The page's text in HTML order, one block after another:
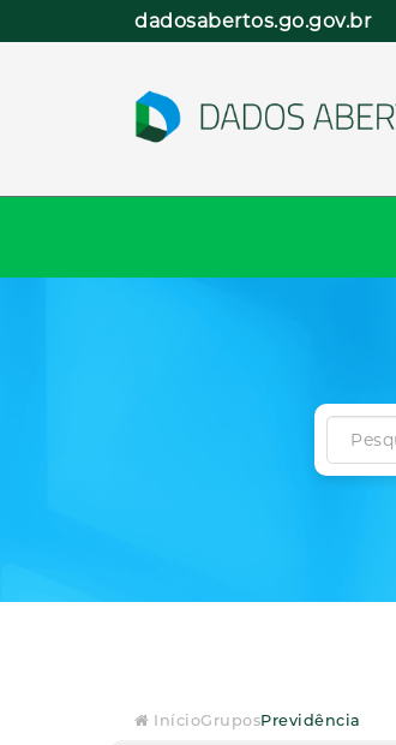
dadosabertos.go.gov.br
InícioGruposPrevidência